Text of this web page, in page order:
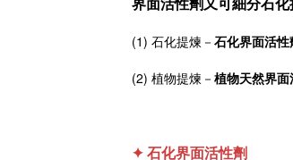
(1) 石化提煉－ 石化界面活性
(2) 植物提煉－ 植物天然界
✦ 石化界面活性劑